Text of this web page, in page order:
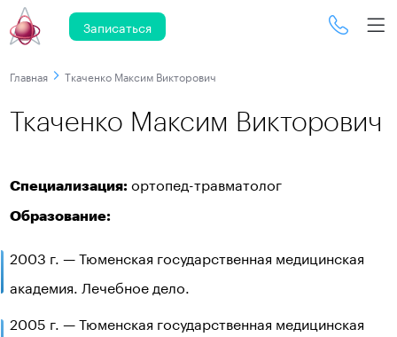
Записаться
Главная Ткаченко Максим Викторович
Ткаченко Максим Викторович
Специализация: ортопед-травматолог
Образование:
2003 г. — Тюменская государственная медицинская
академия. Лечебное дело.
2005 г. — Тюменская государственная медицинская